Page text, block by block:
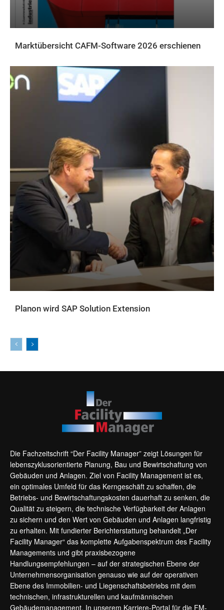
Marktübersicht CAFM-Software 2026 erschienen
Planon wird SAP Solution Extension
Die Fachzeitschrift “Der Facility Manager” zeigt Lösungen für
lebenszyklusorientierte Planung, Bau und Bewirtschaftung von
Gebäuden und Anlagen. Ziel von Facility Management ist es,
ein optimales Umfeld für das Kerngeschäft zu schaffen, die
Betriebs- und Bewirtschaftungskosten dauerhaft zu senken, die
Qualität zu steigern, die technische Verfügbarkeit der Anlagen
zu sichern und den Wert von Gebäuden und Anlagen langfristig
zu erhalten. Mit fundierter Berichterstattung behandelt „Der
Facility Manager“ das komplette Aufgabenspektrum des Facility
Managements und gibt praxisbezogene
Handlungsempfehlungen – auf der strategischen Ebene der
Unternehmensorganisation genauso wie auf der operativen
Ebene des Immobilien- und Liegenschaftsbetriebs mit dem
technischen, infrastrukturellen und kaufmännischen
Gebäudemanagement. In unserem Karriere-Portal für die FM-